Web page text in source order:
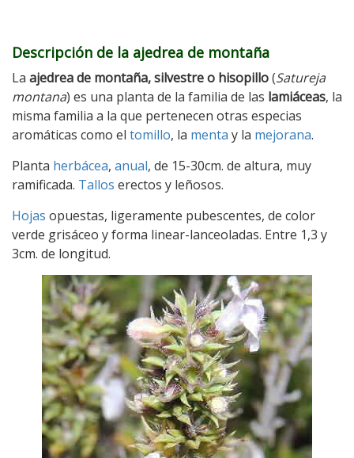
Descripción de la ajedrea de montaña
La ajedrea de montaña, silvestre o hisopillo(Satureja
montana) es una planta de la familia de las lamiáceas, la
misma familia a la que pertenecen otras especias
aromáticas como el tomillo, la menta y la mejorana.
Planta herbácea, anual, de 15-30cm. de altura, muy
ramificada. Tallos erectos y leñosos.
Hojas opuestas, ligeramente pubescentes, de color
verde grisáceo y forma linear-lanceoladas. Entre 1,3 y
3cm. de longitud.